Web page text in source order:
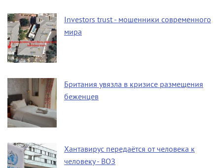
Investors trust - мошенники современного
мира
Британия увязла в кризисе размещения
беженцев
Хантавирус передаётся от человека к
человеку - ВОЗ